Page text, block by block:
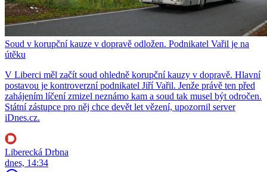
Soud v korupční kauze v dopravě odložen. Podnikatel Vařil je na
útěku
V Liberci měl začít soud ohledně korupční kauzy v dopravě. Hlavní
postavou je kontroverzní podnikatel Jiří Vařil. Jenže právě ten před
zahájením líčení zmizel neznámo kam a soud tak musel být odročen.
Státní zástupce pro něj chce devět let vězení, upozornil server
iDnes.cz.
Liberecká Drbna
dnes, 14:34